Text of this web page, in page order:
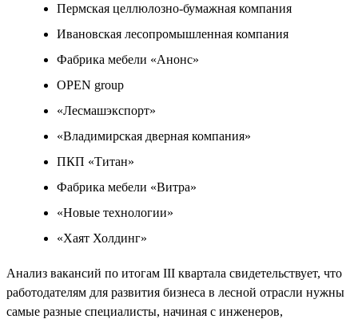
Пермская целлюлозно-бумажная компания
Ивановская лесопромышленная компания
Фабрика мебели «Анонс»
OPEN group
«Лесмашэкспорт»
«Владимирская дверная компания»
ПКП «Титан»
Фабрика мебели «Витра»
«Новые технологии»
«Хаят Холдинг»
Анализ вакансий по итогам III квартала свидетельствует, что
работодателям для развития бизнеса в лесной отрасли нужны
самые разные специалисты, начиная с инженеров,